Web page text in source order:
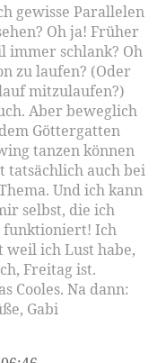
gewisse Parallelen
Oh ja! Früher
immer schlank? Oh
zu laufen? (Oder
mitzulaufen?)
Aber beweglich
Göttergatten
tanzen können
tatsächlich auch bei
Und ich kann
selbst, die ich
funktioniert! Ich
weil ich Lust habe,
Freitag ist.
Cooles. Na dann:
Gabi